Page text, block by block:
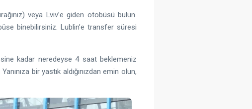
veya Lviv’e giden otobüsü bulun.
binebilirsiniz. Lublin’e transfer süresi
kadar neredeyse 4 saat beklemeniz
bir yastık aldığınızdan emin olun,